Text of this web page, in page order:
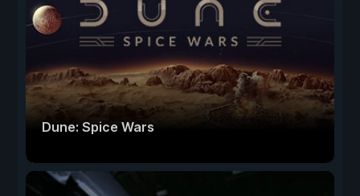
Dune: Spice Wars